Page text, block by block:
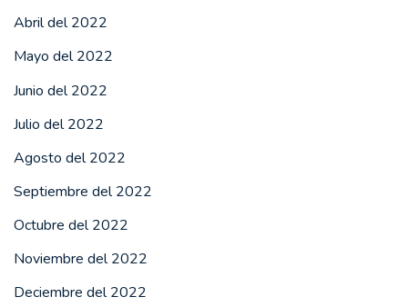
Abril del 2022
Mayo del 2022
Junio del 2022
Julio del 2022
Agosto del 2022
Septiembre del 2022
Octubre del 2022
Noviembre del 2022
Deciembre del 2022